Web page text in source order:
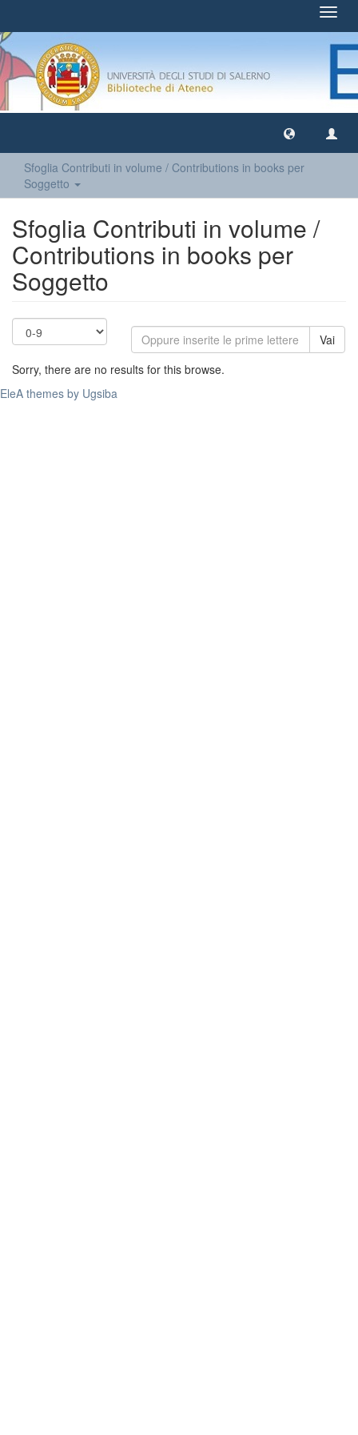
Sfoglia Contributi in volume / Contributions in books per
Soggetto
Sfoglia Contributi in volume /
Contributions in books per
Soggetto
Vai
Sorry, there are no results for this browse.
EleA themes by Ugsiba